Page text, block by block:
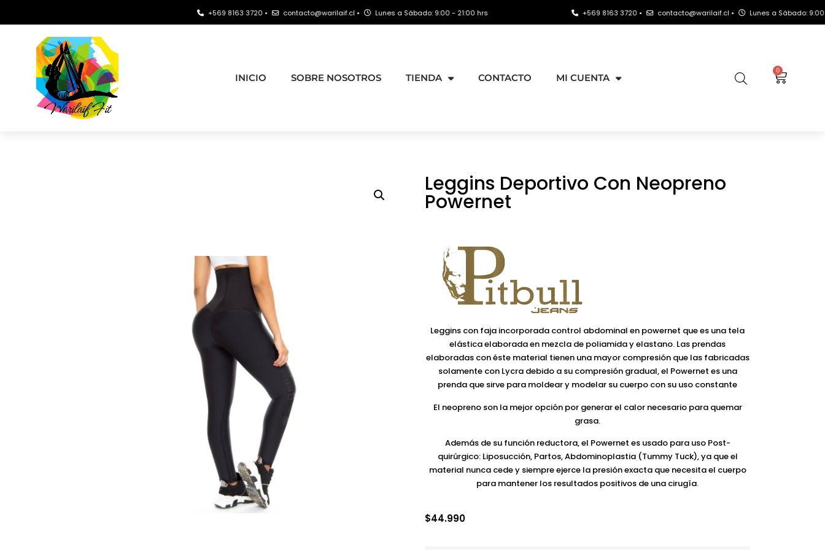
+569 8163 3720 • contacto@warilaif.cl • Lunes a Sábado: 9:00 - 21:00 hrs +569 8163 3720 • contacto@warilaif.cl • Lunes a Sábado: 9:00 - 21:00
INICIO SOBRE NOSOTROS TIENDA CONTACTO MI CUENTA
0
Leggins Deportivo Con Neopreno
Powernet
Leggins con faja incorporada control abdominal en powernet que es una tela
elástica elaborada en mezcla de poliamida y elastano. Las prendas
elaboradas con éste material tienen una mayor compresión que las fabricadas
solamente con Lycra debido a su compresión gradual, el Powernet es una
prenda que sirve para moldear y modelar su cuerpo con su uso constante
El neopreno son la mejor opción por generar el calor necesario para quemar
grasa.
Además de su función reductora, el Powernet es usado para uso Post-
quirúrgico: Liposucción, Partos, Abdominoplastia (Tummy Tuck), ya que el
material nunca cede y siempre ejerce la presión exacta que necesita el cuerpo
para mantener los resultados positivos de una cirugía.
$44.990